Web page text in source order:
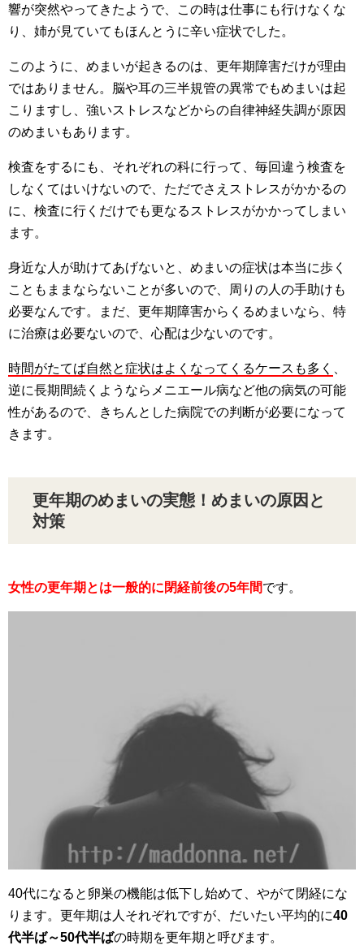
響が突然やってきたようで、この時は仕事にも行けなくな
り、姉が見ていてもほんとうに辛い症状でした。
このように、めまいが起きるのは、更年期障害だけが理由
ではありません。脳や耳の三半規管の異常でもめまいは起
こりますし、強いストレスなどからの自律神経失調が原因
のめまいもあります。
検査をするにも、それぞれの科に行って、毎回違う検査を
しなくてはいけないので、ただでさえストレスがかかるの
に、検査に行くだけでも更なるストレスがかかってしまい
ます。
身近な人が助けてあげないと、めまいの症状は本当に歩く
こともままならないことが多いので、周りの人の手助けも
必要なんです。まだ、更年期障害からくるめまいなら、特
に治療は必要ないので、心配は少ないのです。
時間がたてば自然と症状はよくなってくるケースも多く
逆に長期間続くようならメニエール病など他の病気の可能
性があるので、きちんとした病院での判断が必要になって
きます。
更年期のめまいの実態！めまいの原因と
対策
女性の更年期とは一般的に閉経前後の5年間です。
40代になると卵巣の機能は低下し始めて、やがて閉経にな
ります。更年期は人それぞれですが、だいたい平均的に40
代半ば～50代半ばの時期を更年期と呼びます。